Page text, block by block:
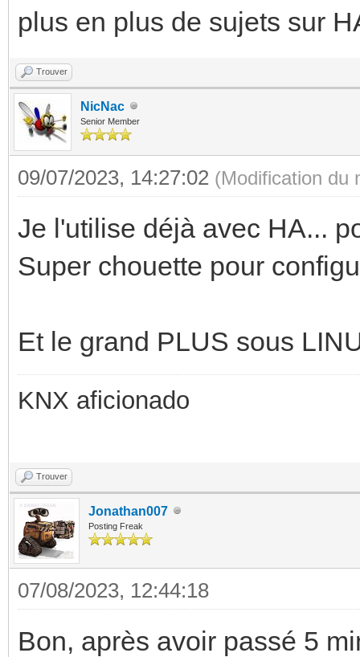
plus en plus de sujets sur
Trouver
NicNac
Senior Member
09/07/2023, 14:27:02 (Modification du
Je l'utilise déjà avec HA...
Super chouette pour
Et le grand PLUS sous
KNX aficionado
Trouver
Jonathan007
Posting Freak
07/08/2023, 12:44:18
Bon, après avoir passé 5